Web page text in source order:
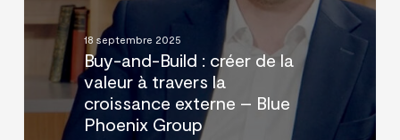
valeur
la
croissance
18 septembre 2025
Buy-and-Build : créer de la
valeur à travers la
croissance externe – Blue
Phoenix Group